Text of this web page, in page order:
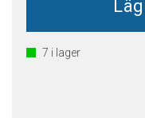
7 i lager